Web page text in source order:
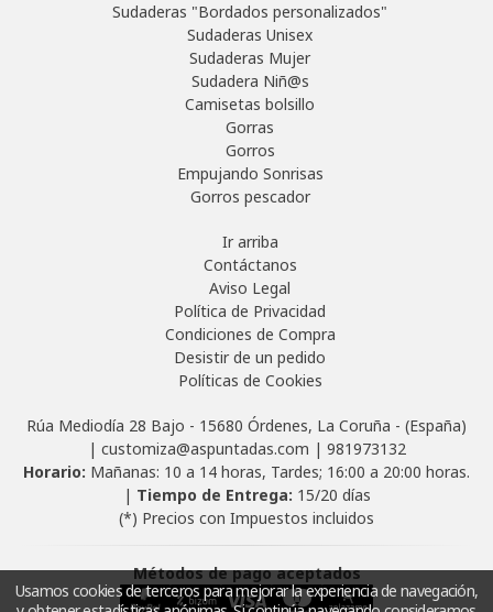
Sudaderas "Bordados personalizados"
Sudaderas Unisex
Sudaderas Mujer
Sudadera Niñ@s
Camisetas bolsillo
Gorras
Gorros
Empujando Sonrisas
Gorros pescador
Ir arriba
Contáctanos
Aviso Legal
Política de Privacidad
Condiciones de Compra
Desistir de un pedido
Políticas de Cookies
Rúa Mediodía 28 Bajo - 15680 Órdenes, La Coruña - (España)
| customiza@aspuntadas.com | 981973132
Horario: Mañanas: 10 a 14 horas, Tardes; 16:00 a 20:00 horas.
| Tiempo de Entrega: 15/20 días
(*) Precios con Impuestos incluidos
Métodos de pago aceptados
Usamos cookies de terceros para mejorar la experiencia de navegación,